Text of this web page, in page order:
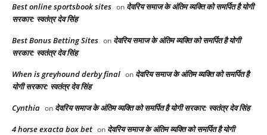
Best online sportsbook sites on देवरिय समाज के अंतिम व्यक्ति को समर्पित है योगी
सरकार: स्वतंत्र देव सिंह
Best Bonus Betting Sites on देवरिय समाज के अंतिम व्यक्ति को समर्पित है योगी
सरकार: स्वतंत्र देव सिंह
When is greyhound derby final​ on देवरिय समाज के अंतिम व्यक्ति को समर्पित है
योगी सरकार: स्वतंत्र देव सिंह
Cynthia on देवरिय समाज के अंतिम व्यक्ति को समर्पित है योगी सरकार: स्वतंत्र देव सिंह
4 horse exacta box bet​ on देवरिय समाज के अंतिम व्यक्ति को समर्पित है योगी